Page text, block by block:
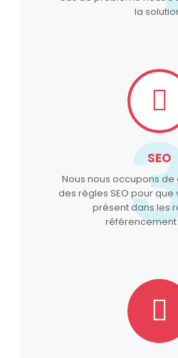
la
SEO
Nous nous occupons
des règles SEO pour que
présent dans les
référencement